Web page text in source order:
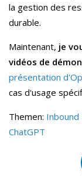
la gestion des
durable.
Maintenant, je
vidéos de
présentation
cas d'usage
Themen: Inbound
ChatGPT